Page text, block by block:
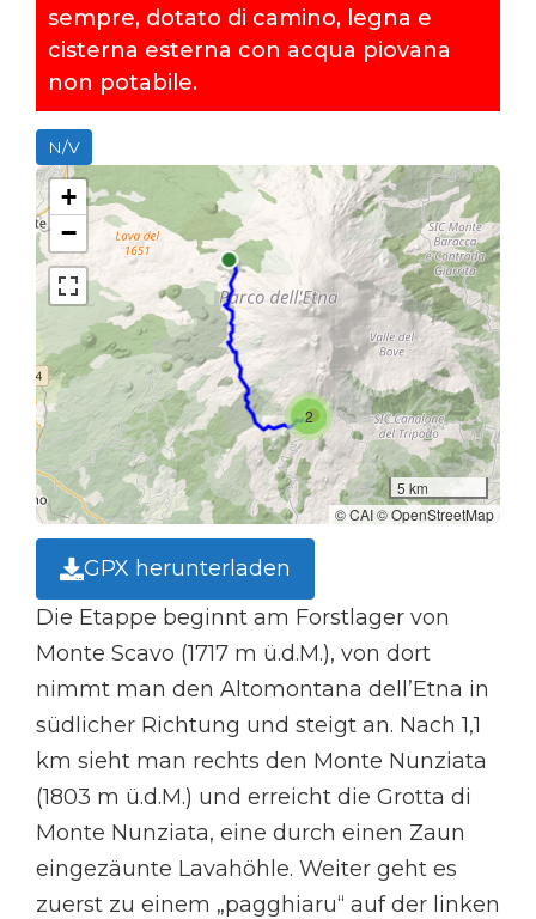
sempre, dotato di camino, legna e
cisterna esterna con acqua piovana
non potabile.
N/V
2
+
−
5 km
© CAI © OpenStreetMap
GPX herunterladen
Die Etappe beginnt am Forstlager von
Monte Scavo (1717 m ü.d.M.), von dort
nimmt man den Altomontana dell’Etna in
südlicher Richtung und steigt an. Nach 1,1
km sieht man rechts den Monte Nunziata
(1803 m ü.d.M.) und erreicht die Grotta di
Monte Nunziata, eine durch einen Zaun
eingezäunte Lavahöhle. Weiter geht es
zuerst zu einem „pagghiaru“ auf der linken